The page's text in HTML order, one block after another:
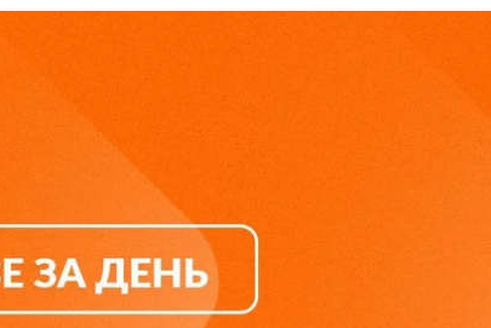
действия на Черниговско-
так называемого
полиции подозреваются в
свидетеля по делу детектива НАБУ Руслана
Собрали главные новости за 20 мая.
на Черниговско-Киевском направлении
утверждает, что армия рф, не без помощи
Киевском направлении.
военных сил.
реальной главнокомандующий ВСУ